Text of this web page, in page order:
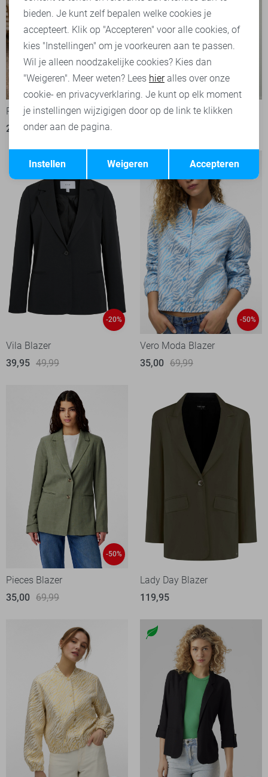
Pieces Blazer
27,50 54,99
Hypedrop Blazer
-20%
Vila Blazer
39,95 49,99
-50%
Vero Moda Blazer
35,00 69,99
-50%
Pieces Blazer
35,00 69,99
Lady Day Blazer
119,95
Terug Opslaan
bieden. Je kunt zelf bepalen welke cookies je
accepteert. Klik op "Accepteren" voor alle cookies, of
kies "Instellingen" om je voorkeuren aan te passen.
Wil je alleen noodzakelijke cookies? Kies dan
"Weigeren". Meer weten? Lees hieralles over onze
cookie- en privacyverklaring. Je kunt op elk moment
je instellingen wijzigigen door op de link te klikken
onder aan de pagina.
Accepteren
Weigeren
Instellen